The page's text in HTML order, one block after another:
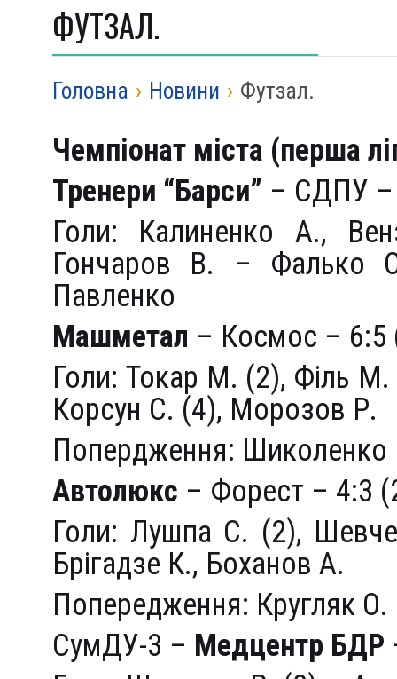
ФУТЗАЛ.
Головна › Новини › Футзал.
Чемпіонат міста (перша
Тренери “Барси” – СДПУ –
Голи: Калиненко А.,
Гончаров В. – Фалько
Павленко
Машметал – Космос – 6:5
Голи: Токар М. (2), Філь
Корсун С. (4), Морозов Р.
Попердження:
Автолюкс – Форест – 4:3
Голи: Лушпа С. (2),
Брігадзе К., Боханов А.
Попередження: Кругляк
СумДУ-3 – Медцентр БДР